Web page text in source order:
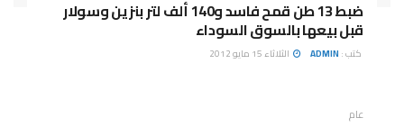
ضبط 13 طن قمح فاسد و140 ألف لتر بنزين وسولار
قبل بيعها بالسوق السوداء
كتب : ADMIN الثلاثاء 15 مايو 2012
عام